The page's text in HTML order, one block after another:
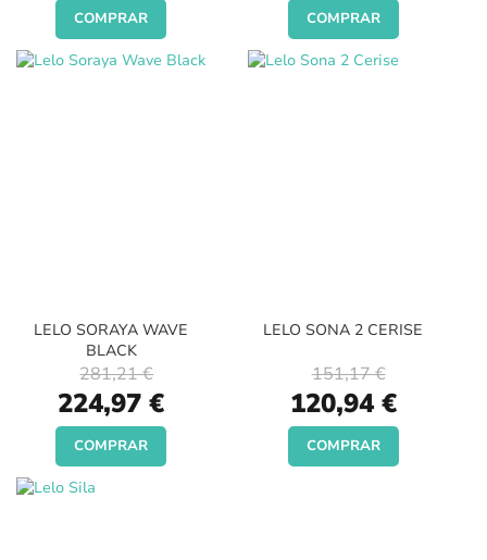
COMPRAR COMPRAR
LELO SORAYA WAVE
BLACK
Special
Price
224,97 €
281,21 €
COMPRAR
LELO SONA 2 CERISE
Special
Price
120,94 €
151,17 €
COMPRAR